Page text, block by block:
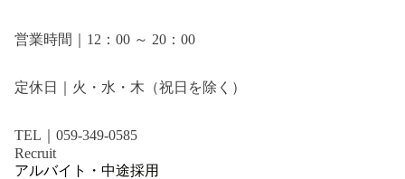
営業時間｜12：00 ～ 20：00
定休日｜火・水・木（祝日を除く）
TEL｜059-349-0585
Recruit
アルバイト・中途採用